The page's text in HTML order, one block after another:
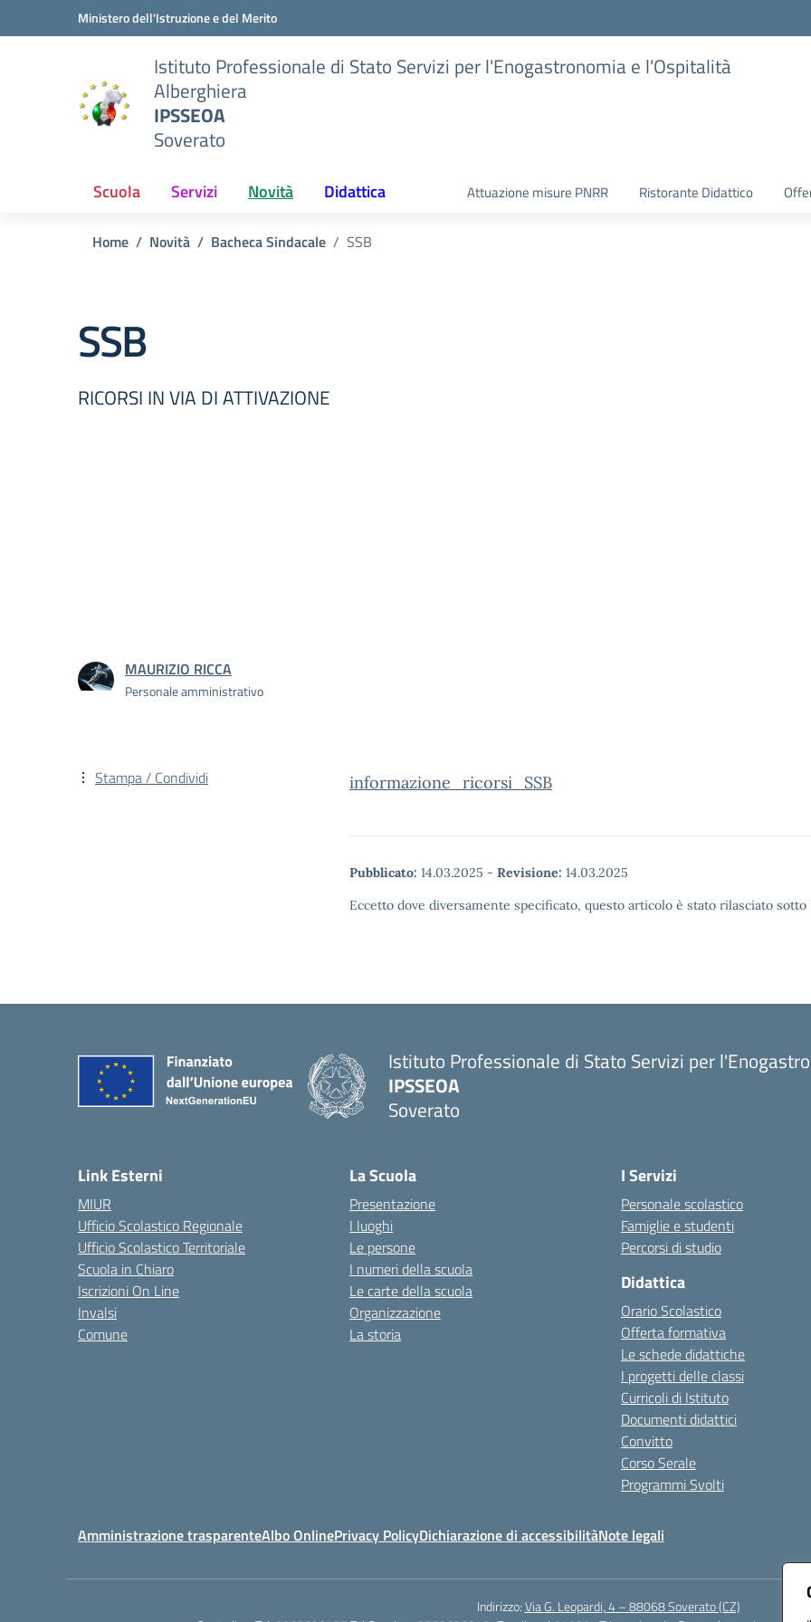
Vai ai contenuti
Vai al menu di navigazioneMinistero dell'Istruzione e del Merito
Istituto Professionale di Stato Servizi per l'Enogastronomia e l'Ospitalità
Alberghiera
IPSSEOA
Soverato
Scuola Servizi Novità Didattica Attuazione misure PNRR Ristorante Didattico
Home Novità Bacheca Sindacale SSB
SSB
RICORSI IN VIA DI ATTIVAZIONE
MAURIZIO RICCA
Personale amministrativo
informazione_ricorsi_SSB
Pubblicato: 14.03.2025 - Revisione: 14.03.2025
Eccetto dove diversamente specificato, questo articolo è stato rilasciato
Stampa / Condividi
Istituto Professionale di Stato Servizi per
IPSSEOA
Soverato
Link Esterni
MIUR
Ufficio Scolastico Regionale
Ufficio Scolastico Territoriale
Scuola in Chiaro
Iscrizioni On Line
Invalsi
Comune
La Scuola
Presentazione
I luoghi
Le persone
I numeri della scuola
Le carte della scuola
Organizzazione
La storia
I Servizi
Personale scolastico
Famiglie e studenti
Percorsi di studio
Didattica
Orario Scolastico
Offerta formativa
Le schede didattiche
I progetti delle classi
Curricoli di Istituto
Documenti didattici
Convitto
Corso Serale
Programmi Svolti
Amministrazione trasparenteAlbo OnlinePrivacy PolicyDichiarazione di accessibilitàNote legali
Indirizzo:Via G. Leopardi, 4 – 88068 Soverato (CZ)